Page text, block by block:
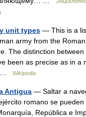
unit types — This is a
army from the
The distinction
been as precise as in a
…
Wikipedia
Antigua — Saltar a
romano se
República e